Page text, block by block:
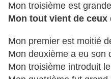
Mon troisième est
Mon tout vient de ceux
Mon premier est moitié
Mon deuxième a eu son
Mon troisième introduit